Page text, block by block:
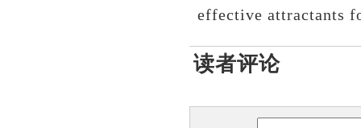
effective attractants
读者评论